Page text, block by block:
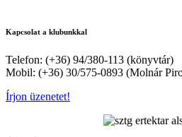
Kapcsolat a klubunkkal
Telefon: (+36) 94/380-113 (könyvtár)
Mobil: (+36) 30/575-0893 (Molnár
Írjon üzenetet!